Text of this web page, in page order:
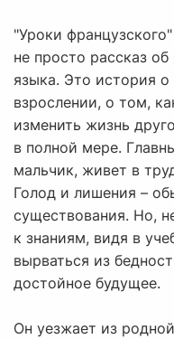
"Уроки
не просто рассказ
языка. Это история
взрослении, о том,
изменить жизнь
в полной мере.
мальчик, живет в
Голод и лишения –
существования. Но,
к знаниям, видя в
вырваться из
достойное будущее.
Он уезжает из